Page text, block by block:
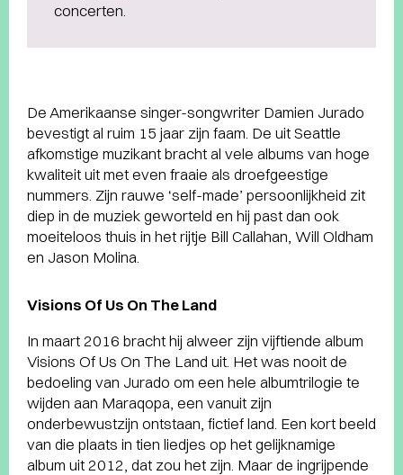
concerten.
De Amerikaanse singer-songwriter Damien Jurado
bevestigt al ruim 15 jaar zijn faam. De uit Seattle
afkomstige muzikant bracht al vele albums van hoge
kwaliteit uit met even fraaie als droefgeestige
nummers. Zijn rauwe ‘self-made’ persoonlijkheid zit
diep in de muziek geworteld en hij past dan ook
moeiteloos thuis in het rijtje Bill Callahan, Will Oldham
en Jason Molina.
Visions Of Us On The Land
In maart 2016 bracht hij alweer zijn vijftiende album
Visions Of Us On The Land uit. Het was nooit de
bedoeling van Jurado om een hele albumtrilogie te
wijden aan Maraqopa, een vanuit zijn
onderbewustzijn ontstaan, fictief land. Een kort beeld
van die plaats in tien liedjes op het gelijknamige
album uit 2012, dat zou het zijn. Maar de ingrijpende